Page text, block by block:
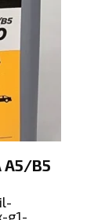
A5/B5
g1-